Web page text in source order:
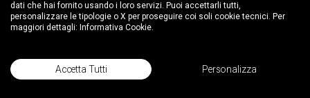
Archivio storico
L'Italia che non dimentica
DA 70 ANNI ACCANTO AI PIÙ FRAGILI
dati che hai fornito usando i loro servizi. Puoi accettarli tutti,
personalizzare le tipologie o X per proseguire coi soli cookie tecnici. Per
maggiori dettagli: Informativa Cookie.
Accetta Tutti Personalizza